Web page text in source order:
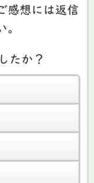
感想には返信
。
たか？